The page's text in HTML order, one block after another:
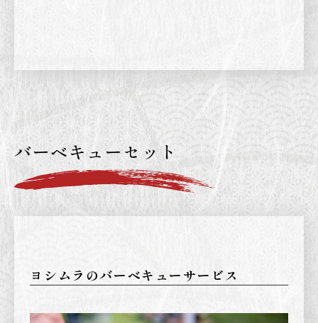
バーベキューセット
ヨシムラのバーベキューサービス